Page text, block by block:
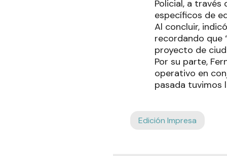
Policial, a
específicos de
Al concluir,
recordando que
proyecto de
Por su parte,
operativo en
pasada tuvimos
Edición Impresa